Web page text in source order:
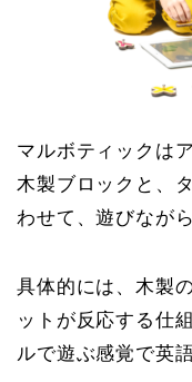
マルボティックは
木製ブロックと、
わせて、遊びなが
具体的には、木製
ットが反応する仕
ルで遊ぶ感覚で英